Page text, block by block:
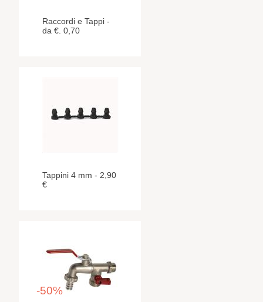
Raccordi e Tappi -
da €. 0,70
Tappini 4 mm - 2,90
€
-50%